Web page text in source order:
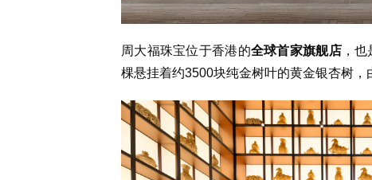
周大福珠宝位于香港的全球首家旗舰店，也
棵悬挂着约3500块纯金树叶的黄金银杏树，